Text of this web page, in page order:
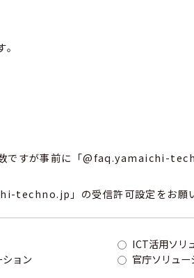
ですが事前に「@faq.yamaichi-
」の受信許可設定をお願い
ICT活用ソリ
ョン
官庁ソリュー